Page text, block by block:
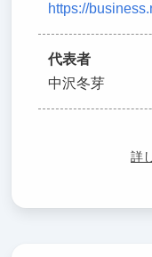
https://
代表者
中沢冬芽
詳